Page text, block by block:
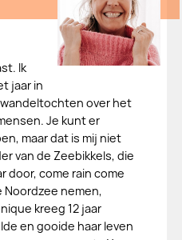
Ik
jaar in
over het
Je kunt er
maar dat is mij niet
van de Zeebikkels, die
door, come rain come
Noordzee nemen,
kreeg 12 jaar
en gooide haar leven